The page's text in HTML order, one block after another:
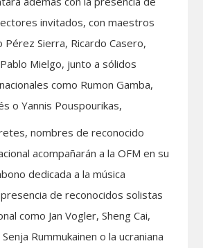
invitados, con maestros
Pérez Sierra, Ricardo Casero,
Mielgo, junto a sólidos
como Rumon Gamba,
o Yannis Pouspourikas,
nombres de reconocido
acompañarán a la OFM en su
dedicada a la música
de reconocidos solistas
como Jan Vogler, Sheng Cai,
Rummukainen o la ucraniana